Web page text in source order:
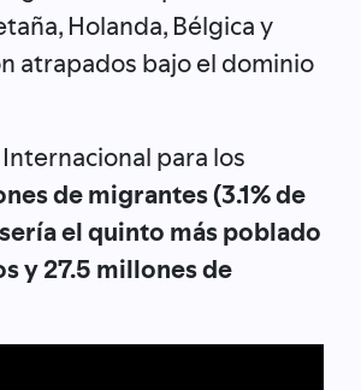
Holanda, Bélgica y
atrapados bajo el dominio
para los
de migrantes (3.1% de
el quinto más poblado
y 27.5 millones de